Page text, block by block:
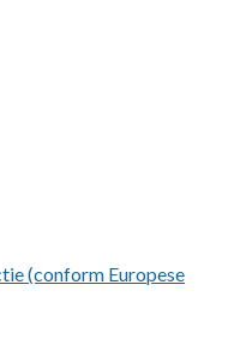
(conform Europese